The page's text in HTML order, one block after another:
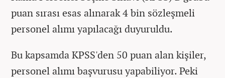
puan sırası esas alınarak 4 bin sözleşmeli
personel alımı yapılacağı duyuruldu.
Bu kapsamda KPSS'den 50 puan alan kişiler,
personel alımı başvurusu yapabiliyor. Peki